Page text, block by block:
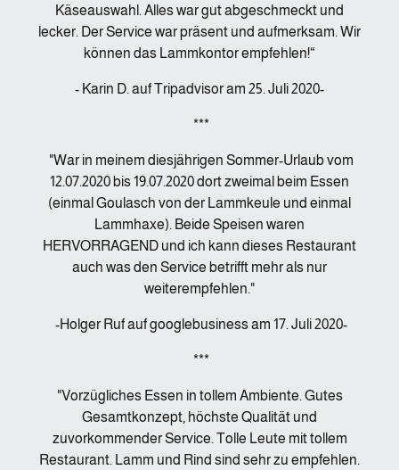
Käseauswahl. Alles war gut abgeschmeckt und
lecker. Der Service war präsent und aufmerksam. Wir
können das Lammkontor empfehlen!“
- Karin D. auf Tripadvisor am 25. Juli 2020-
***
"War in meinem diesjährigen Sommer-Urlaub vom
12.07.2020 bis 19.07.2020 dort zweimal beim Essen
(einmal Goulasch von der Lammkeule und einmal
Lammhaxe). Beide Speisen waren
HERVORRAGEND und ich kann dieses Restaurant
auch was den Service betrifft mehr als nur
weiterempfehlen."
-Holger Ruf auf googlebusiness am 17. Juli 2020-
***
"Vorzügliches Essen in tollem Ambiente. Gutes
Gesamtkonzept, höchste Qualität und
zuvorkommender Service. Tolle Leute mit tollem
Restaurant. Lamm und Rind sind sehr zu empfehlen.